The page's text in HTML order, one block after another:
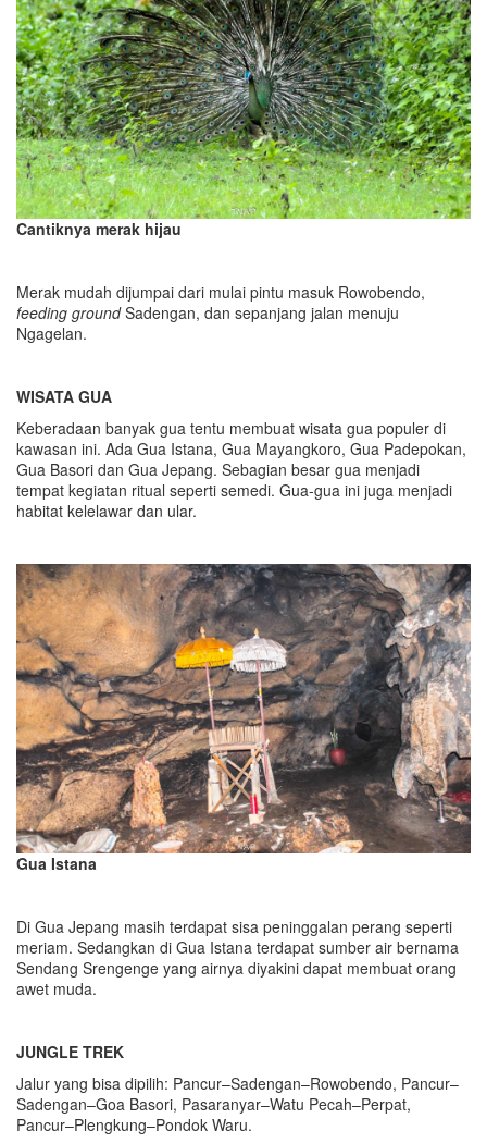
Cantiknya merak hijau
Merak mudah dijumpai dari mulai pintu masuk Rowobendo,
feeding groundSadengan, dan sepanjang jalan menuju
Ngagelan.
WISATA GUA
Keberadaan banyak gua tentu membuat wisata gua populer di
kawasan ini. Ada Gua Istana, Gua Mayangkoro, Gua Padepokan,
Gua Basori dan Gua Jepang. Sebagian besar gua menjadi
tempat kegiatan ritual seperti semedi. Gua-gua ini juga menjadi
habitat kelelawar dan ular.
Gua Istana
Di Gua Jepang masih terdapat sisa peninggalan perang seperti
meriam. Sedangkan di Gua Istana terdapat sumber air bernama
Sendang Srengenge yang airnya diyakini dapat membuat orang
awet muda.
JUNGLE TREK
Jalur yang bisa dipilih: Pancur–Sadengan–Rowobendo, Pancur–
Sadengan–Goa Basori, Pasaranyar–Watu Pecah–Perpat,
Pancur–Plengkung–Pondok Waru.